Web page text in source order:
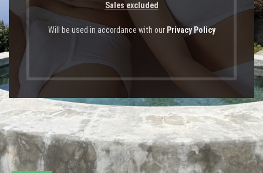
Sales excluded
Will be used in accordance with our Privacy Policy